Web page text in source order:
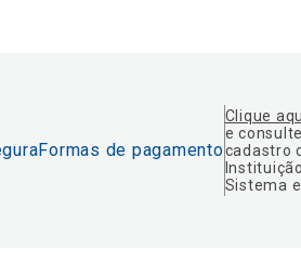
Formas de pagamento
Clique
e
cadastro
Sistema